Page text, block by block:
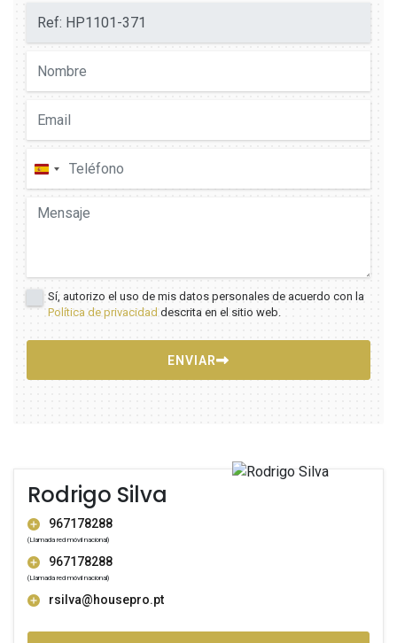
España
+34
Sí, autorizo el uso de mis datos personales de acuerdo con la
Política de privacidad descrita en el sitio web.
ENVIAR
Rodrigo Silva
967178288
(Llamada red móvil nacional)
967178288
(Llamada red móvil nacional)
rsilva@housepro.pt